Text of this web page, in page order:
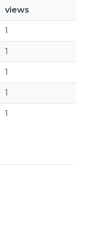
views
1
1
1
1
1